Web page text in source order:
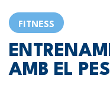
FITNESS
AMB EL